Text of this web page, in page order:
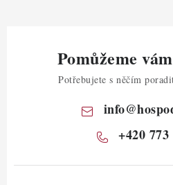
Pomůžeme
Potřebujete s něčím
info@
+420